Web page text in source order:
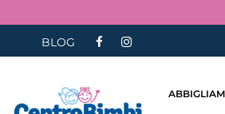
BLOG